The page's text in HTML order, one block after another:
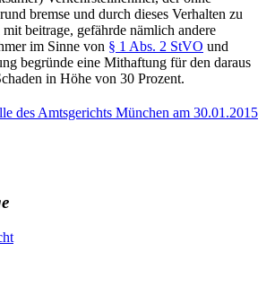
bremse und durch dieses Verhalten zu
beitrage, gefährde nämlich andere
im Sinne von § 1 Abs. 2 StVO und
begründe eine Mithaftung für den daraus
in Höhe von 30 Prozent.
des Amtsgerichts München am 30.01.2015